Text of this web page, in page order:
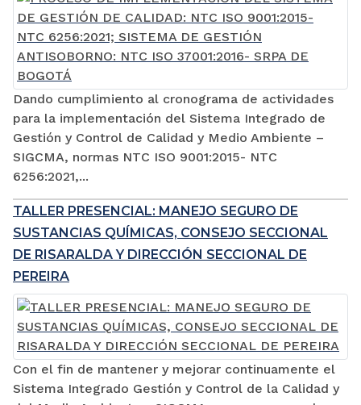
Dando cumplimiento al cronograma de actividades
para la implementación del Sistema Integrado de
Gestión y Control de Calidad y Medio Ambiente –
SIGCMA, normas NTC ISO 9001:2015- NTC
6256:2021,...
TALLER PRESENCIAL: MANEJO SEGURO DE
SUSTANCIAS QUÍMICAS, CONSEJO SECCIONAL
DE RISARALDA Y DIRECCIÓN SECCIONAL DE
PEREIRA
Con el fin de mantener y mejorar continuamente el
Sistema Integrado Gestión y Control de la Calidad y